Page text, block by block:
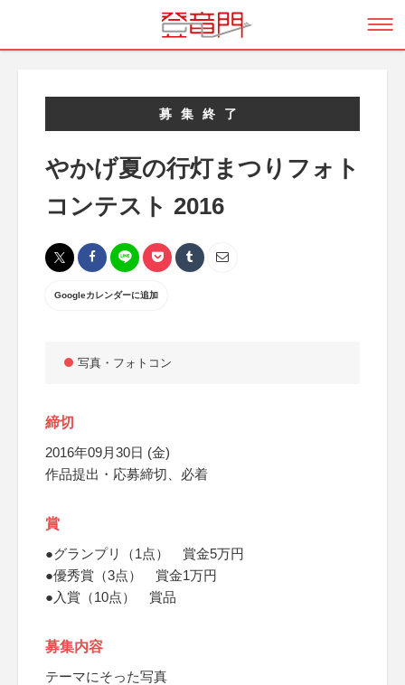
募集終了
やかげ夏の行灯まつりフォト
コンテスト 2016
Googleカレンダーに追加
写真・フォトコン
締切
2016年09月30日 (金)
作品提出・応募締切、必着
賞
●グランプリ（1点） 賞金5万円
●優秀賞（3点） 賞金1万円
●入賞（10点） 賞品
募集内容
テーマにそった写真